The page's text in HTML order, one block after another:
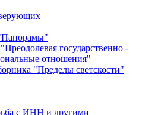
государственно -
отношения"
"Пределы светскости"
с ИНН и другими